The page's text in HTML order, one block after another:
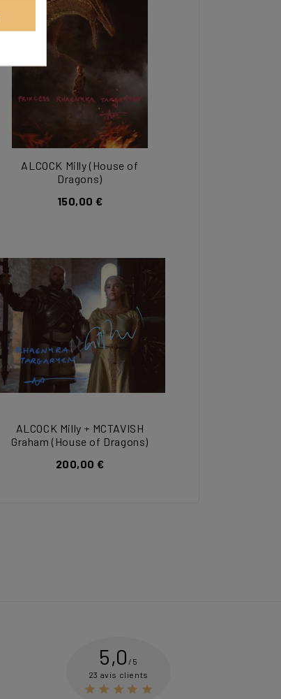
ALCOCK Milly (House of
Dragons)
150,00 €
ALCOCK Milly + MCTAVISH
Graham (House of Dragons)
200,00 €
5,0 /5
23 avis clients
    